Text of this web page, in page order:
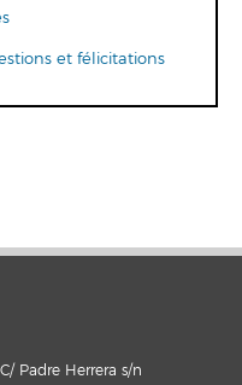
et félicitations
Padre Herrera s/n